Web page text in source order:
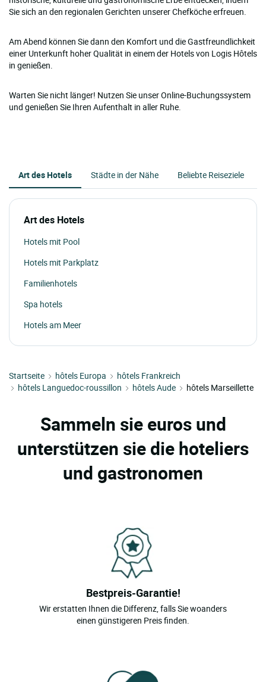
Sie sich an den regionalen Gerichten unserer Chefköche erfreuen.
Am Abend können Sie dann den Komfort und die Gastfreundlichkeit
einer Unterkunft hoher Qualität in einem der Hotels von Logis Hôtels
in genießen.
Warten Sie nicht länger! Nutzen Sie unser Online-Buchungssystem
und genießen Sie Ihren Aufenthalt in aller Ruhe.
Art des Hotels Städte in der Nähe Beliebte Reiseziele
Art des Hotels
Hotels mit Pool
Hotels mit Parkplatz
Familienhotels
Spa hotels
Hotels am Meer
Startseite hôtels Europa
hôtels Frankreich
hôtels Languedoc-roussillon
hôtels Aude hôtels Marseillette
Sammeln sie euros und
unterstützen sie die hoteliers
und gastronomen
Bestpreis-Garantie!
Wir erstatten Ihnen die Differenz, falls Sie woanders
einen günstigeren Preis finden.